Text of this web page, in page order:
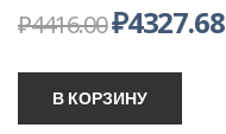
₽4416.00₽4327.68
В КОРЗИНУ